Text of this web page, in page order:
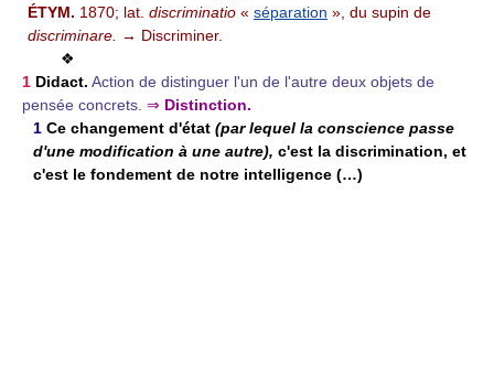
ÉTYM. 1870; lat. discriminatio « séparation », du supin de
discriminare. → Discriminer.
❖
1 Didact. Action de distinguer l'un de l'autre deux objets de
pensée concrets. ⇒ Distinction.
1 Ce changement d'état (par lequel la conscience passe
d'une modification à une autre), c'est la discrimination, et
c'est le fondement de notre intelligence (…)